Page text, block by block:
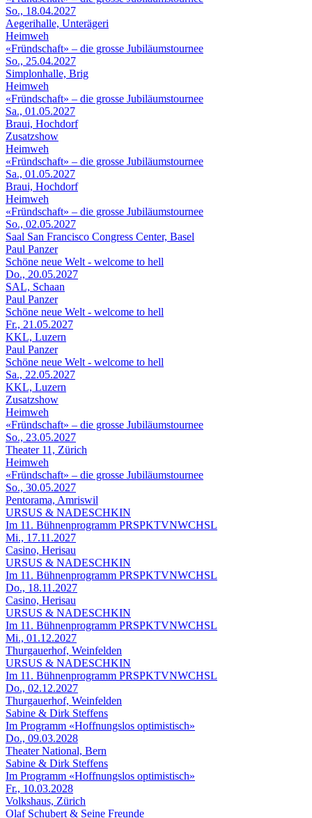
So., 18.04.2027
Aegerihalle, Unterägeri
Heimweh
«Fründschaft» – die grosse Jubiläumstournee
So., 25.04.2027
Simplonhalle, Brig
Heimweh
«Fründschaft» – die grosse Jubiläumstournee
Sa., 01.05.2027
Braui, Hochdorf
Zusatzshow
Heimweh
«Fründschaft» – die grosse Jubiläumstournee
Sa., 01.05.2027
Braui, Hochdorf
Heimweh
«Fründschaft» – die grosse Jubiläumstournee
So., 02.05.2027
Saal San Francisco Congress Center, Basel
Paul Panzer
Schöne neue Welt - welcome to hell
Do., 20.05.2027
SAL, Schaan
Paul Panzer
Schöne neue Welt - welcome to hell
Fr., 21.05.2027
KKL, Luzern
Paul Panzer
Schöne neue Welt - welcome to hell
Sa., 22.05.2027
KKL, Luzern
Zusatzshow
Heimweh
«Fründschaft» – die grosse Jubiläumstournee
So., 23.05.2027
Theater 11, Zürich
Heimweh
«Fründschaft» – die grosse Jubiläumstournee
So., 30.05.2027
Pentorama, Amriswil
URSUS & NADESCHKIN
Im 11. Bühnenprogramm PRSPKTVNWCHSL
Mi., 17.11.2027
Casino, Herisau
URSUS & NADESCHKIN
Im 11. Bühnenprogramm PRSPKTVNWCHSL
Do., 18.11.2027
Casino, Herisau
URSUS & NADESCHKIN
Im 11. Bühnenprogramm PRSPKTVNWCHSL
Mi., 01.12.2027
Thurgauerhof, Weinfelden
URSUS & NADESCHKIN
Im 11. Bühnenprogramm PRSPKTVNWCHSL
Do., 02.12.2027
Thurgauerhof, Weinfelden
Sabine & Dirk Steffens
Im Programm «Hoffnungslos optimistisch»
Do., 09.03.2028
Theater National, Bern
Sabine & Dirk Steffens
Im Programm «Hoffnungslos optimistisch»
Fr., 10.03.2028
Volkshaus, Zürich
Olaf Schubert & Seine Freunde